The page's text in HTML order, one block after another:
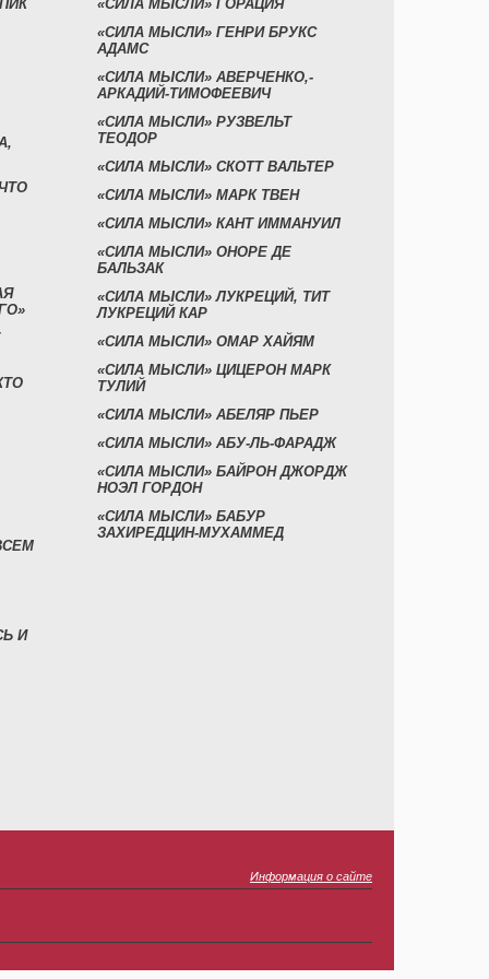
И
«СИЛА МЫСЛИ» ГОРАЦИЯ
«СИЛА МЫСЛИ» ГЕНРИ БРУКС
АДАМС
«СИЛА МЫСЛИ» АВЕРЧЕНКО,-
АРКАДИЙ-ТИМОФЕЕВИЧ
«СИЛА МЫСЛИ» РУЗВЕЛЬТ
ТЕОДОР
«СИЛА МЫСЛИ» СКОТТ ВАЛЬТЕР
«СИЛА МЫСЛИ» МАРК ТВЕН
«СИЛА МЫСЛИ» КАНТ ИММАНУИЛ
«СИЛА МЫСЛИ» ОНОРЕ ДЕ
БАЛЬЗАК
«СИЛА МЫСЛИ» ЛУКРЕЦИЙ, ТИТ
ЛУКРЕЦИЙ КАР
«СИЛА МЫСЛИ» ОМАР ХАЙЯМ
«СИЛА МЫСЛИ» ЦИЦЕРОН МАРК
ТУЛИЙ
«СИЛА МЫСЛИ» АБЕЛЯР ПЬЕР
«СИЛА МЫСЛИ» АБУ-ЛЬ-ФАРАДЖ
«СИЛА МЫСЛИ» БАЙРОН ДЖОРДЖ
НОЭЛ ГОРДОН
«СИЛА МЫСЛИ» БАБУР
ЗАХИРЕДЦИН-МУХАММЕД
Информация о сайте